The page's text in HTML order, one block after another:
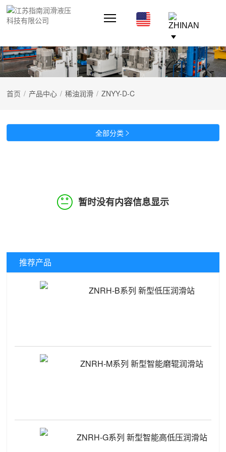
首页 / 产品中心 / 稀油润滑 / ZNYY-D-C
全部分类
暂时没有内容信息显示
推荐产品
ZNRH-B系列 新型低压润滑站
ZNRH-M系列 新型智能磨辊润滑站
ZNRH-G系列 新型智能高低压润滑站